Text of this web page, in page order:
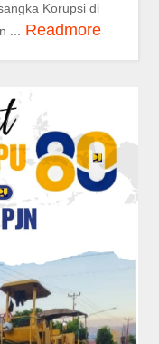
Korupsi di
... Readmore